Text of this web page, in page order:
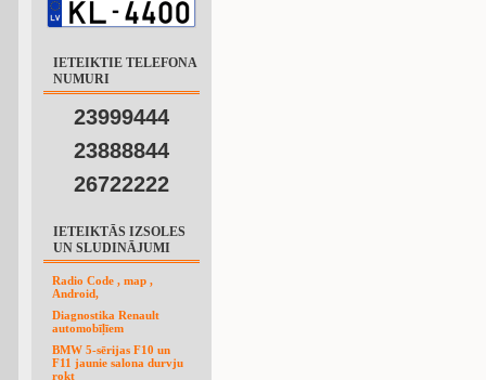
IETEIKTIE TELEFONA
NUMURI
23999444
23888844
26722222
IETEIKTĀS IZSOLES
UN SLUDINĀJUMI
Radio Code , map ,
Android,
Diagnostika Renault
automobīļīem
BMW 5-sērijas F10 un
F11 jaunie salona durvju
rokt